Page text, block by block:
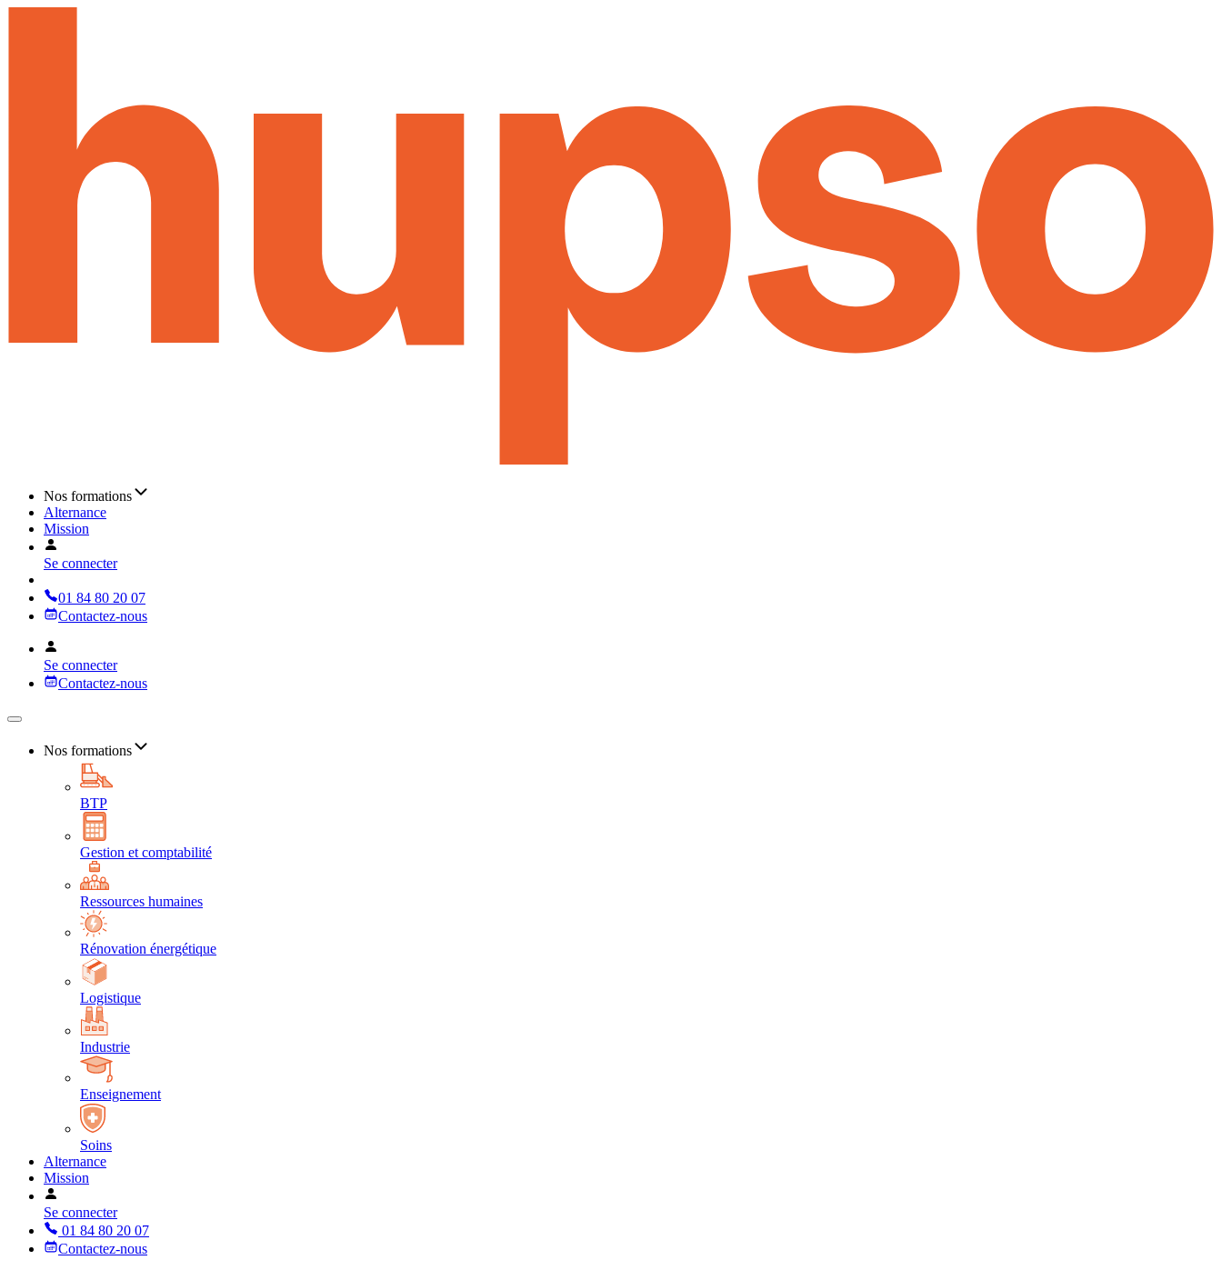
Nos formations
Alternance
Mission
Se connecter
01 84 80 20 07
Contactez-nous
Se connecter
Contactez-nous
Nos formations
BTP
Gestion et comptabilité
Ressources humaines
Rénovation énergétique
Logistique
Industrie
Enseignement
Soins
Alternance
Mission
Se connecter
01 84 80 20 07
Contactez-nous